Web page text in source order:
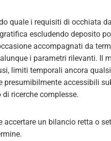
quale i requisiti di occhiata
escludendo deposito
accompagnati da
i parametri rilevanti. Il
limiti temporali ancora
presumibilmente accessibili
ricerche complesse.
accertare un bilancio retta o